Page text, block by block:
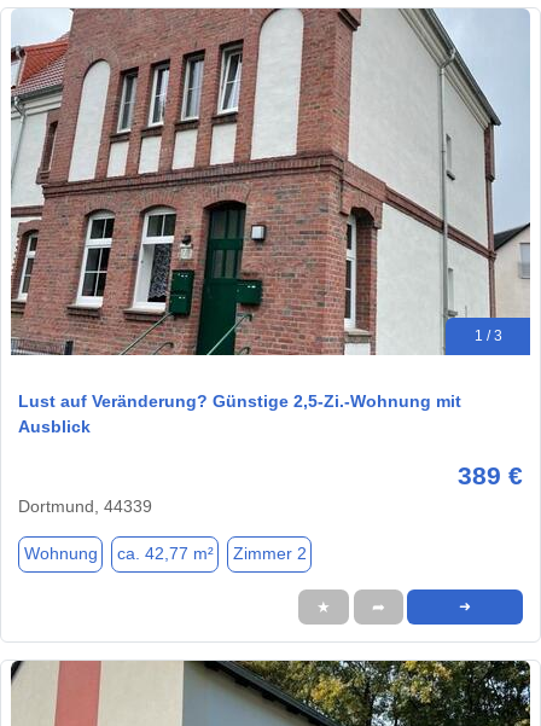
1 / 3
Lust auf Veränderung? Günstige 2,5-Zi.-Wohnung mit
Ausblick
389 €
Dortmund, 44339
Wohnung ca. 42,77 m² Zimmer 2
★ ➦ ➜